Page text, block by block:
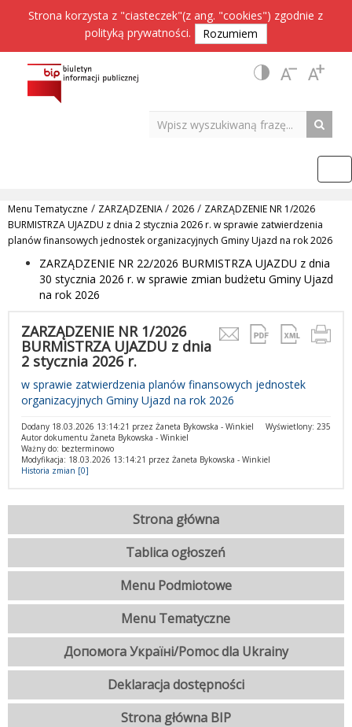
Strona korzysta z "ciasteczek"(z ang. "cookies") zgodnie z
polityką prywatności. Rozumiem
Menu Tematyczne / ZARZĄDZENIA/ 2026 / ZARZĄDZENIE NR 1/2026
BURMISTRZA UJAZDU z dnia 2 stycznia 2026 r. w sprawie zatwierdzenia
planów finansowych jednostek organizacyjnych Gminy Ujazd na rok 2026
ZARZĄDZENIE NR 22/2026 BURMISTRZA UJAZDU z dnia
30 stycznia 2026 r. w sprawie zmian budżetu Gminy Ujazd
na rok 2026
ZARZĄDZENIE NR 1/2026
BURMISTRZA UJAZDU z dnia
2 stycznia 2026 r.
w sprawie zatwierdzenia planów finansowych jednostek
organizacyjnych Gminy Ujazd na rok 2026
Wyświetlony: 235
Dodany 18.03.2026 13:14:21 przez Żaneta Bykowska - Winkiel
Autor dokumentu Żaneta Bykowska - Winkiel
Ważny do: bezterminowo
Modyfikacja: 18.03.2026 13:14:21 przez Żaneta Bykowska - Winkiel
Historia zmian [0]
Strona główna
Tablica ogłoszeń
Menu Podmiotowe
Menu Tematyczne
Допомога Україні/Pomoc dla Ukrainy
Deklaracja dostępności
Strona główna BIP